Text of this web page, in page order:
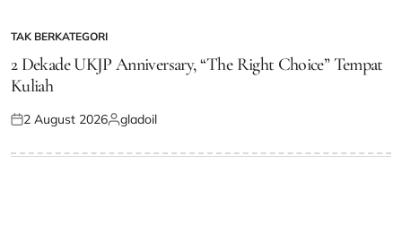
POSTED
TAK BERKATEGORI
2 Dekade UKJP Anniversary, “The Right Choice” Tempat
Kuliah
Posted
2 August 2026Posted
gladoil